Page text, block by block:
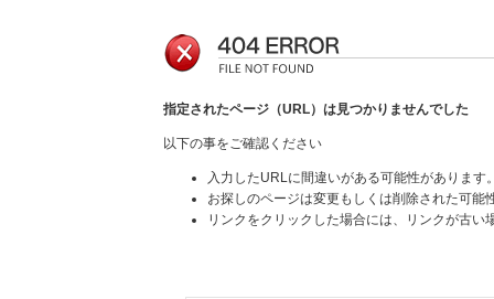
指定されたページ（URL）は見つかりませんでした
以下の事をご確認ください
入力したURLに間違いがある可能性があります
お探しのページは変更もしくは削除された可能
リンクをクリックした場合には、リンクが古い